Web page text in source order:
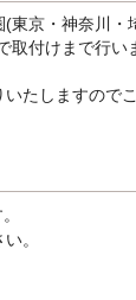
(東京・神奈川・
取付けまで行い
いたしますので
。